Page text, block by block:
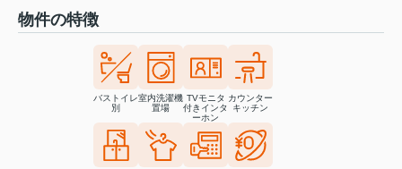
物件の特徴
バストイレ
別
室内洗濯機
置場
TVモニタ
付きインタ
ーホン
カウンター
キッチン